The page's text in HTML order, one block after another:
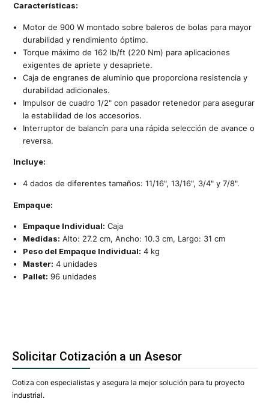
Características:
Motor de 900 W montado sobre baleros de bolas para mayor
durabilidad y rendimiento óptimo.
Torque máximo de 162 lb/ft (220 Nm) para aplicaciones
exigentes de apriete y desapriete.
Caja de engranes de aluminio que proporciona resistencia y
durabilidad adicionales.
Impulsor de cuadro 1/2" con pasador retenedor para asegurar
la estabilidad de los accesorios.
Interruptor de balancín para una rápida selección de avance o
reversa.
Incluye:
4 dados de diferentes tamaños: 11/16", 13/16", 3/4" y 7/8".
Empaque:
Empaque Individual: Caja
Medidas: Alto: 27.2 cm, Ancho: 10.3 cm, Largo: 31 cm
Peso del Empaque Individual: 4 kg
Master: 4 unidades
Pallet: 96 unidades
Solicitar Cotización a un Asesor
Cotiza con especialistas y asegura la mejor solución para tu proyecto
industrial.